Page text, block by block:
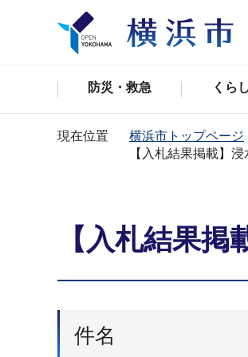
防災・救急 くら
現在位置 横浜市トップページ
【⼊札結果掲載】
【⼊札結果
件名